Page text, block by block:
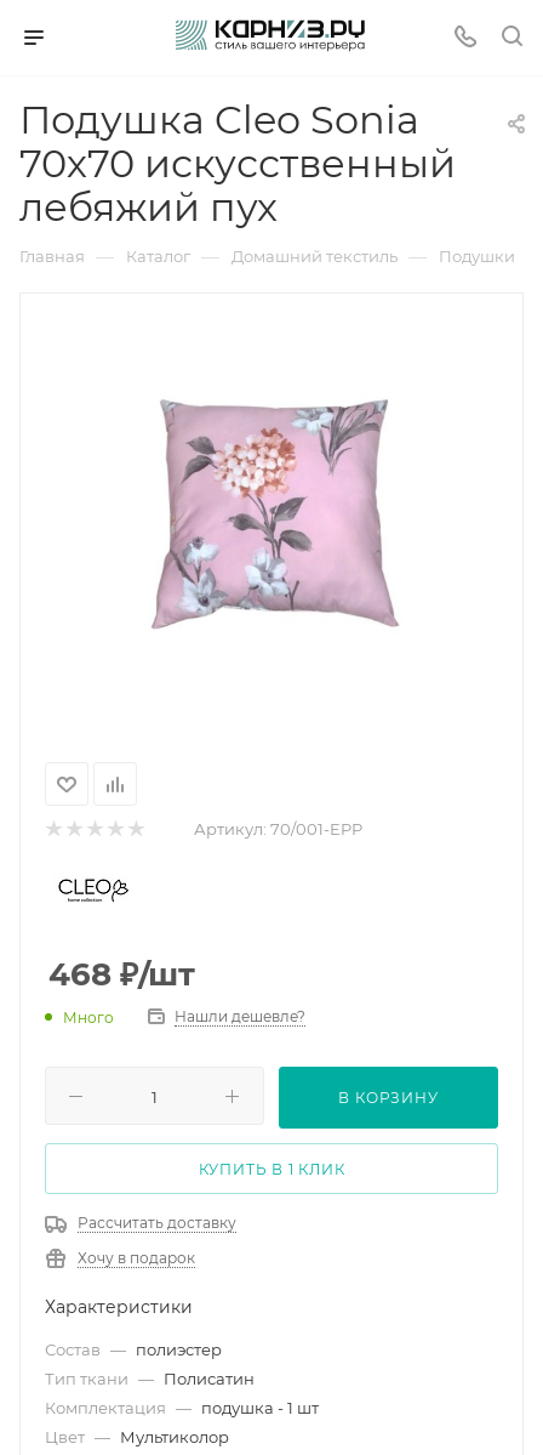
Подушка Cleo Sonia
70х70 искусственный
лебяжий пух
Главная — Каталог — Домашний текстиль — Подушки
Артикул: 70/001-EPP
468 ₽/шт
Много Нашли дешевле?
В КОРЗИНУ
КУПИТЬ В 1 КЛИК
Рассчитать доставку
Хочу в подарок
Характеристики
Состав — полиэстер
Тип ткани — Полисатин
Комплектация — подушка - 1 шт
Цвет — Мультиколор